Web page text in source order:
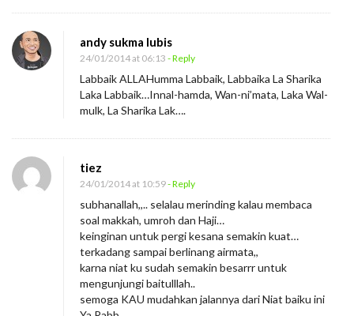
andy sukma lubis
24/01/2014 at 06:13 - Reply
Labbaik ALLAHumma Labbaik, Labbaika La Sharika
Laka Labbaik…Innal-hamda, Wan-ni’mata, Laka Wal-
mulk, La Sharika Lak….
tiez
24/01/2014 at 10:59- Reply
subhanallah,,.. selalau merinding kalau membaca
soal makkah, umroh dan Haji…
keinginan untuk pergi kesana semakin kuat…
terkadang sampai berlinang airmata,,
karna niat ku sudah semakin besarrr untuk
mengunjungi baitulllah..
semoga KAU mudahkan jalannya dari Niat baiku ini